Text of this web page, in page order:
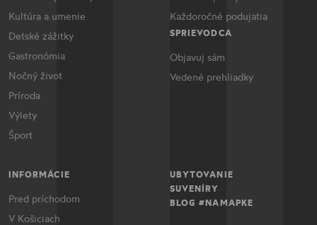
Kultúra a umenie
Detské zážitky
Gastronómia
Nočný život
Príroda
Výlety
Šport
Každoročné podujatia
SPRIEVODCA
Objavuj sám
Vedené prehliadky
INFORMÁCIE
Pred príchodom
V Košiciach
UBYTOVANIE
SUVENÍRY
BLOG #NAMAPKE